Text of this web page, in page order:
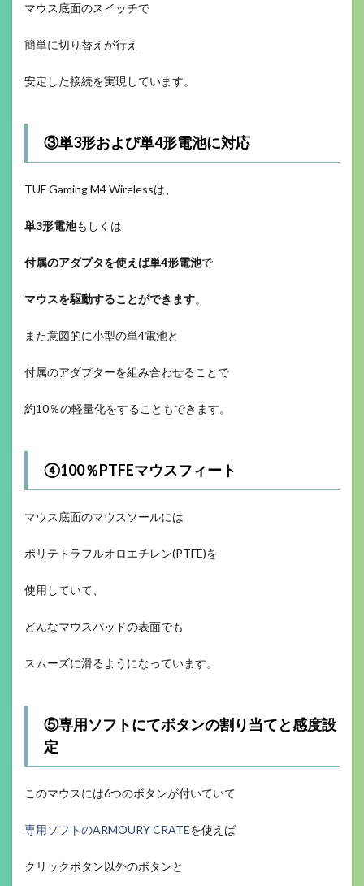
マウス底面のスイッチで
簡単に切り替えが行え
安定した接続を実現しています。
③単3形および単4形電池に対応
TUF Gaming M4 Wirelessは、
単3形電池もしくは
付属のアダプタを使えば単4形電池で
マウスを駆動することができます。
また意図的に小型の単4電池と
付属のアダプターを組み合わせることで
約10％の軽量化をすることもできます。
④100％PTFEマウスフィート
マウス底面のマウスソールには
ポリテトラフルオロエチレン(PTFE)を
使用していて、
どんなマウスパッドの表面でも
スムーズに滑るようになっています。
⑤専用ソフトにてボタンの割り当てと感度設
定
このマウスには6つのボタンが付いていて
専用ソフトのARMOURY CRATEを使えば
クリックボタン以外のボタンと